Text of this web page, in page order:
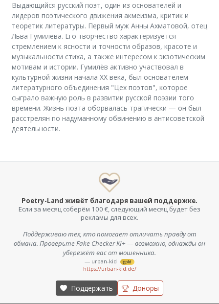
Выдающийся русский поэт, один из основателей и
лидеров поэтического движения акмеизма, критик и
теоретик литературы. Первый муж Анны Ахматовой, отец
Льва Гумилёва. Его творчество характеризуется
стремлением к ясности и точности образов, красоте и
музыкальности стиха, а также интересом к экзотическим
мотивам и истории. Гумилёв активно участвовал в
культурной жизни начала XX века, был основателем
литературного объединения "Цех поэтов", которое
сыграло важную роль в развитии русской поэзии того
времени. Жизнь поэта оборвалась трагически — он был
расстрелян по надуманному обвинению в антисоветской
деятельности.
Poetry-Land живёт благодаря вашей поддержке.
Если за месяц соберём 100 €, следующий месяц будет без
рекламы для всех.
Поддерживаю тех, кто помогает отличать правду от
обмана. Проверьте Fake Checker KI+ — возможно, однажды он
убережёт вас от мошенника.
— urban-kid gold
https://urban-kid.de/
Поддержать Доноры